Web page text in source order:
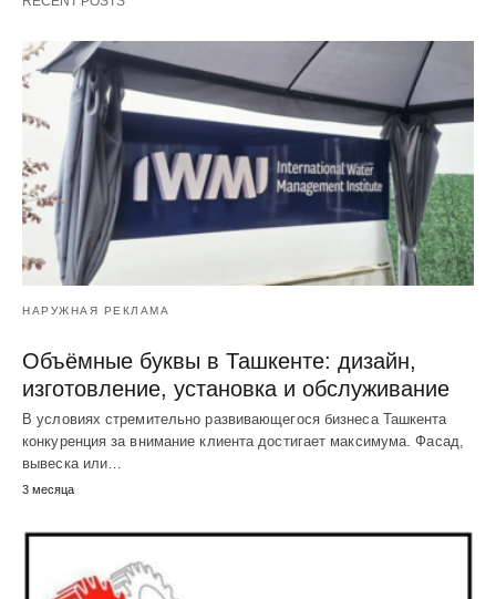
НАРУЖНАЯ РЕКЛАМА
Объёмные буквы в Ташкенте: дизайн,
изготовление, установка и обслуживание
В условиях стремительно развивающегося бизнеса Ташкента
конкуренция за внимание клиента достигает максимума. Фасад,
вывеска или…
3 месяца